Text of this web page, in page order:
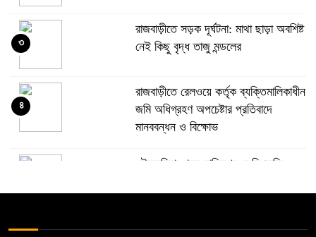
রাজবাড়ীতে সড়ক দূর্ঘটনা: মাথা ছাড়া অবশিষ্ট
নেই কিছু বৃদ্ধ তাজু মন্ডলের
৩
রাজবাড়ীতে রেলওয়ে কর্তৃক ব্যক্তিমালিকাধীন
জমি অধিগ্রহণ অপচেষ্টার প্রতিবাদে
মানববন্ধন ও বিক্ষোভ
৪
দৌলতদিয়া থেকে মানিকগঞ্জের সিএনজি
বালিয়াকান্দিতে দুই ভায়ের সংঘর্ষে ৬জন